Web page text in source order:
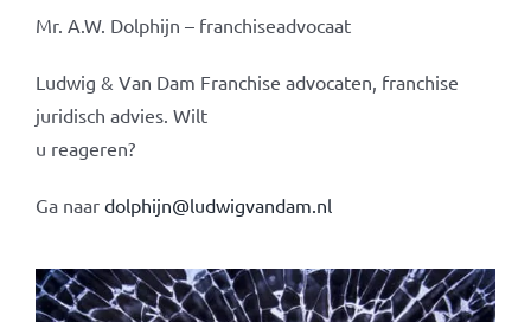
Mr. A.W. Dolphijn – franchiseadvocaat
Ludwig & Van Dam Franchise advocaten, franchise
juridisch advies. Wilt
u reageren?
Ga naar dolphijn@ludwigvandam.nl